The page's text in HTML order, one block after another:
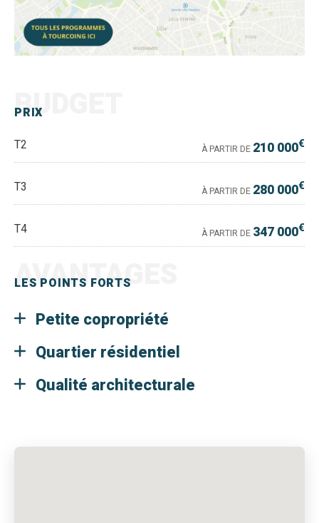
PRIX
BUDGET
T2 À PARTIR DE 210 000€
T3 À PARTIR DE 280 000€
T4 À PARTIR DE 347 000€
LES POINTS FORTS
AVANTAGES
Petite copropriété
Quartier résidentiel
Qualité architecturale